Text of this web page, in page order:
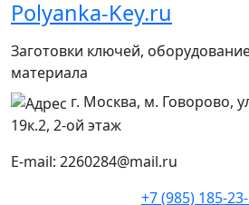
Polyanka-Key.ru
Заготовки ключей,
материала
г. Москва, м. Говорово,
19к.2, 2-ой этаж
E-mail: 2260284@mail.ru
+7 (985) 185-